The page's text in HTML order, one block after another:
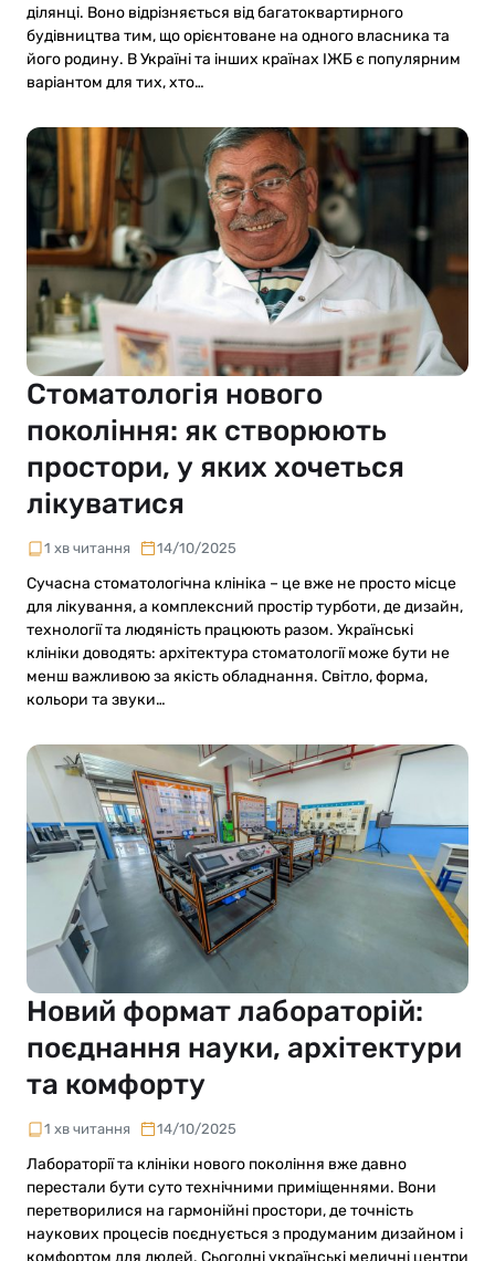
ділянці. Воно відрізняється від багатоквартирного
будівництва тим, що орієнтоване на одного власника та
його родину. В Україні та інших країнах ІЖБ є популярним
варіантом для тих, хто…
Стоматологія нового
покоління: як створюють
простори, у яких хочеться
лікуватися
1 хв читання 14/10/2025
Сучасна стоматологічна клініка – це вже не просто місце
для лікування, а комплексний простір турботи, де дизайн,
технології та людяність працюють разом. Українські
клініки доводять: архітектура стоматології може бути не
менш важливою за якість обладнання. Світло, форма,
кольори та звуки…
Новий формат лабораторій:
поєднання науки, архітектури
та комфорту
1 хв читання 14/10/2025
Лабораторії та клініки нового покоління вже давно
перестали бути суто технічними приміщеннями. Вони
перетворилися на гармонійні простори, де точність
наукових процесів поєднується з продуманим дизайном і
комфортом для людей. Сьогодні українські медичні центри